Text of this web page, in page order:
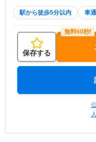
駅から徒歩5分以内 車
保存する